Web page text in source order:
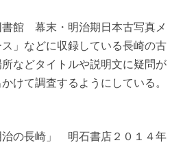
書館 幕末・明治期日本古写真メ
」などに収録している長崎の古
などタイトルや説明文に疑問が
けて調査するようにしている。
治の長崎」 明石書店２０１４年